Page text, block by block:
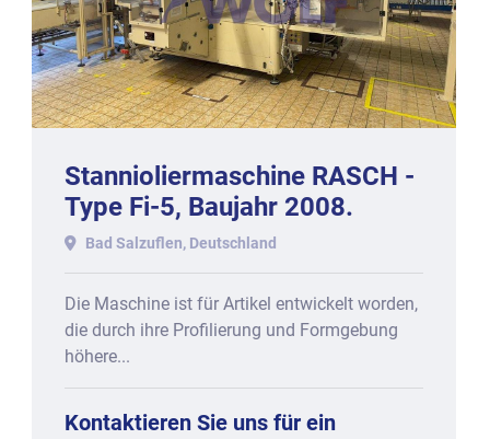
Stannioliermaschine RASCH -
Type Fi-5, Baujahr 2008.
Bad Salzuflen, Deutschland
Die Maschine ist für Artikel entwickelt worden,
die durch ihre Profilierung und Formgebung
höhere...
Kontaktieren Sie uns für ein